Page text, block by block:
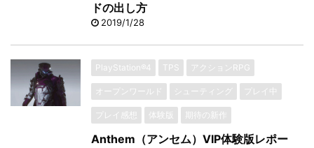
ドの出し方
2019/1/28
PlayStation®4 TPS アクションRPG
オープンワールド シューティング プレイ中
プレイ感想 体験版 期待の新作
Anthem（アンセム）VIP体験版レポー